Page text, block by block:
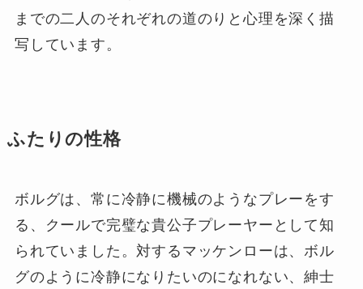
までの二人のそれぞれの道のりと心理を深く描
写しています。
ふたりの性格
ボルグは、常に冷静に機械のようなプレーをす
る、クールで完璧な貴公子プレーヤーとして知
られていました。対するマッケンローは、ボル
グのように冷静になりたいのになれない、紳士